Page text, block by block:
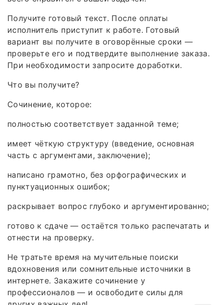
Получите готовый текст. После оплаты
исполнитель приступит к работе. Готовый
вариант вы получите в оговорённые сроки —
проверьте его и подтвердите выполнение заказа.
При необходимости запросите доработки.
Что вы получите?
Сочинение, которое:
полностью соответствует заданной теме;
имеет чёткую структуру (введение, основная
часть с аргументами, заключение);
написано грамотно, без орфографических и
пунктуационных ошибок;
раскрывает вопрос глубоко и аргументированно;
готово к сдаче — остаётся только распечатать и
отнести на проверку.
Не тратьте время на мучительные поиски
вдохновения или сомнительные источники в
интернете. Закажите сочинение у
профессионалов — и освободите силы для